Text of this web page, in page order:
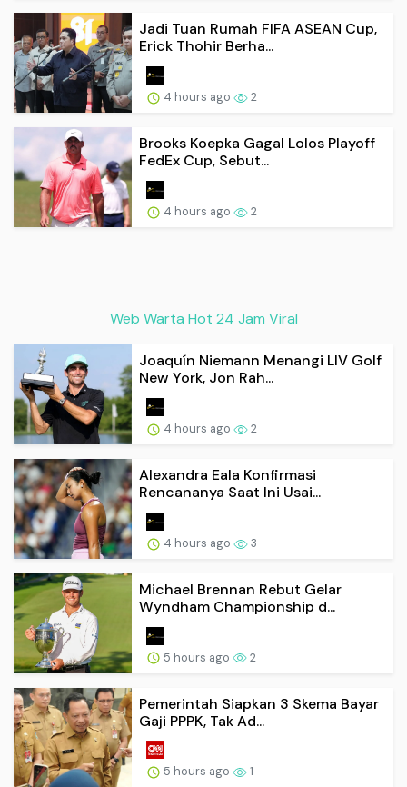
Jadi Tuan Rumah FIFA ASEAN Cup,
Erick Thohir Berha...
4 hours ago 2
Brooks Koepka Gagal Lolos Playoff
FedEx Cup, Sebut...
4 hours ago 2
Web Warta Hot 24 Jam Viral
Joaquín Niemann Menangi LIV Golf
New York, Jon Rah...
4 hours ago 2
Alexandra Eala Konfirmasi
Rencananya Saat Ini Usai...
4 hours ago 3
Michael Brennan Rebut Gelar
Wyndham Championship d...
5 hours ago 2
Pemerintah Siapkan 3 Skema Bayar
Gaji PPPK, Tak Ad...
5 hours ago 1